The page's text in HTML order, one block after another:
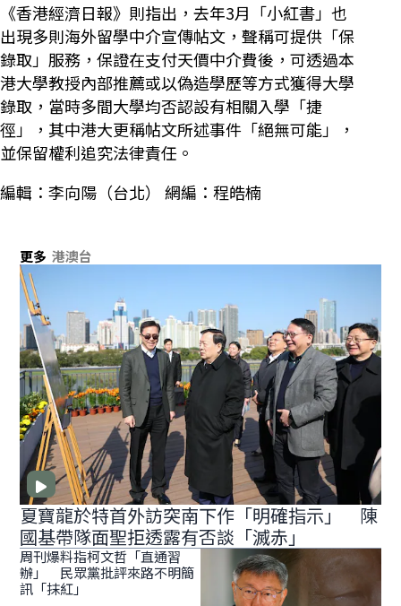
《香港經濟日報》則指出，去年3月「小紅書」也
出現多則海外留學中介宣傳帖文，聲稱可提供「保
錄取」服務，保證在支付天價中介費後，可透過本
港大學教授內部推薦或以偽造學歷等方式獲得大學
錄取，當時多間大學均否認設有相關入學「捷
徑」，其中港大更稱帖文所述事件「絕無可能」，
並保留權利追究法律責任。
編輯：李向陽（台北） 網編：程皓楠
更多 港澳台
夏寶龍於特首外訪突南下作「明確指示」 陳
國基帶隊面聖拒透露有否談「滅赤」
周刊爆料指柯文哲「直通習
辦」 民眾黨批評來路不明簡
訊「抹紅」